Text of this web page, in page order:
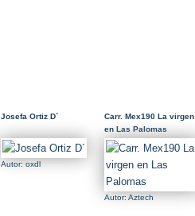
Josefa Ortiz D´
Autor: oxdl
Carr. Mex190 La virgen
en Las Palomas
Autor: Aztech